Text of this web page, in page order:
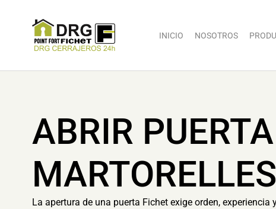
INICIO NOSOTROS
ABRIR
MARTORELLES
La apertura de una puerta Fichet exige orden,